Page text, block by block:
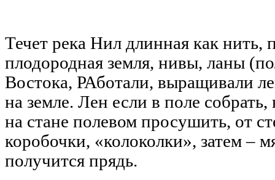
Течет река Нил длинная как нить,
плодородная земля, нивы, ланы
Востока, РАботали, выращивали
на земле. Лен если в поле
на стане полевом просушить, от
коробочки, «колоколки», затем –
получится прядь.